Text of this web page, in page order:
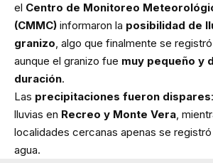
el Centro de Monitoreo
(CMMC) informaron la posibilidad de
granizo, algo que finalmente se
aunque el granizo fue muy pequeño y
duración.
Las precipitaciones fueron dispares
lluvias en Recreo y Monte Vera,
localidades cercanas apenas se
agua.